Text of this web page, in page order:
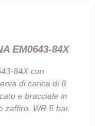
EM0643-84X
84X con
di carica di 8
e bracciale in
zaffiro. WR 5 bar.